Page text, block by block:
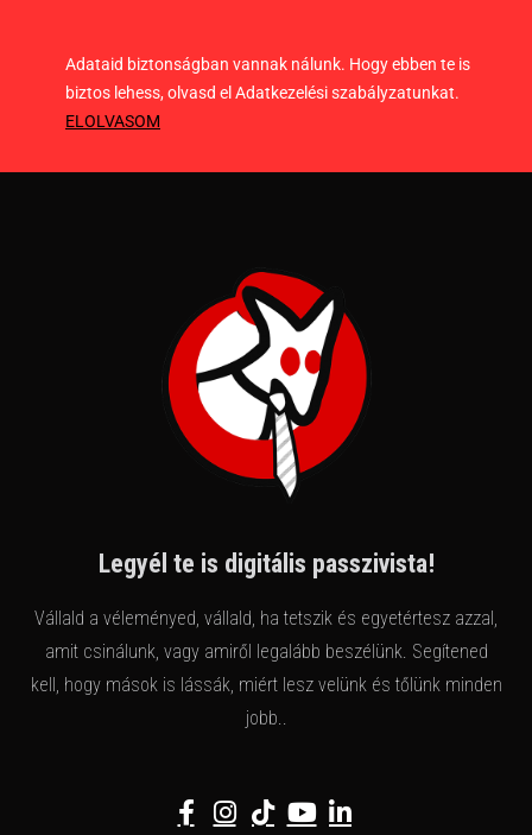
Adataid biztonságban vannak nálunk. Hogy ebben te is
biztos lehess, olvasd el Adatkezelési szabályzatunkat.
ELOLVASOM
Legyél te is digitális passzivista!
Vállald a véleményed, vállald, ha tetszik és egyetértesz azzal,
amit csinálunk, vagy amiről legalább beszélünk. Segítened
kell, hogy mások is lássák, miért lesz velünk és tőlünk minden
jobb..